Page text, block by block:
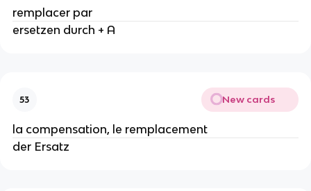
remplacer par
ersetzen durch + A
53 New cards
la compensation, le remplacement
der Ersatz